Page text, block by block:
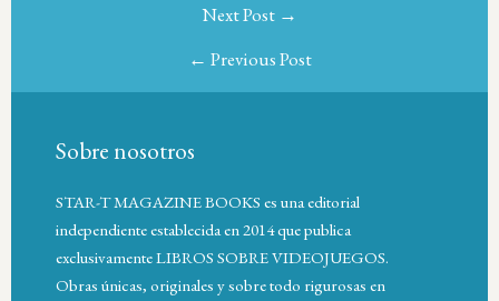
Next Post →
← Previous Post
Sobre nosotros
STAR-T MAGAZINE BOOKS es una editorial
independiente establecida en 2014 que publica
exclusivamente LIBROS SOBRE VIDEOJUEGOS.
Obras únicas, originales y sobre todo rigurosas en